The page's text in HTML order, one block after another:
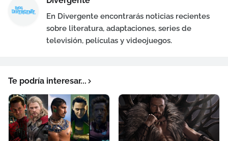
En Divergente encontrarás noticias recientes
sobre literatura, adaptaciones, series de
televisión, películas y videojuegos.
Te podría interesar...